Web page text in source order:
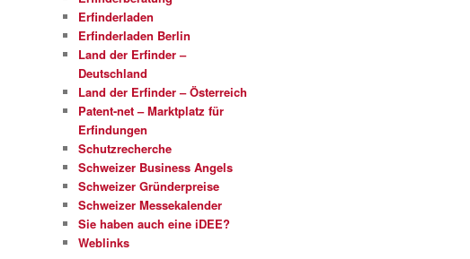
Erfinderladen
Erfinderladen Berlin
Land der Erfinder –
Deutschland
Land der Erfinder – Österreich
Patent-net – Marktplatz für
Erfindungen
Schutzrecherche
Schweizer Business Angels
Schweizer Gründerpreise
Schweizer Messekalender
Sie haben auch eine iDEE?
Weblinks